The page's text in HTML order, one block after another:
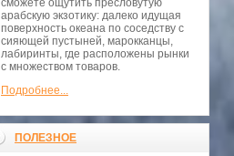
сможете ощутить пресловутую
арабскую экзотику: далеко идущая
поверхность океана по соседству с
сияющей пустыней, марокканцы,
лабиринты, где расположены рынки
с множеством товаров.
Подробнее...
ПОЛЕЗНОЕ